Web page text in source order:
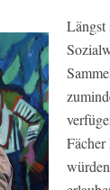
Längst
Fächer